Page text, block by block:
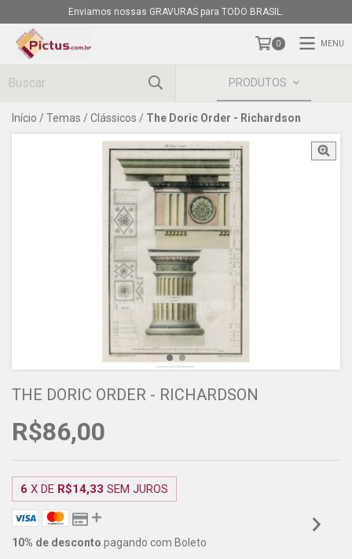
Enviamos nossas GRAVURAS para TODO BRASIL.
0 MENU
PRODUTOS
Início / Temas / Clássicos / The Doric Order - Richardson
THE DORIC ORDER - RICHARDSON
R$86,00
6 X DE R$14,33 SEM JUROS
10% de desconto pagando com Boleto